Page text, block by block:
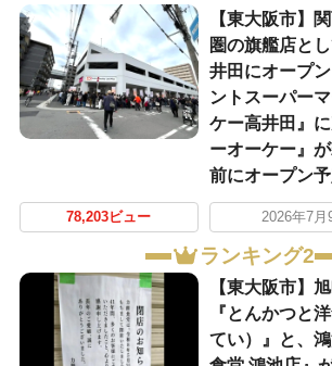
【東大阪市】
圏の旗艦店と
井田にオープ
ントスーパー
ケー高井田』
ーオーケー』
前にオープン予
78,203ビュー 2026年7月
ランキング2
【東大阪市】
『とんかつと
てい）』と、